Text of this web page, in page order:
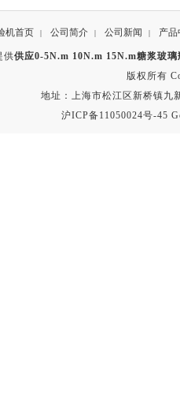
机首页 | 公司简介 | 公司新闻 | 产品
供供应0-5N.m 10N.m 15N.m糖浆玻璃
版权所有
地址：上海市松江区新桥镇九
沪ICP备11050024号-45